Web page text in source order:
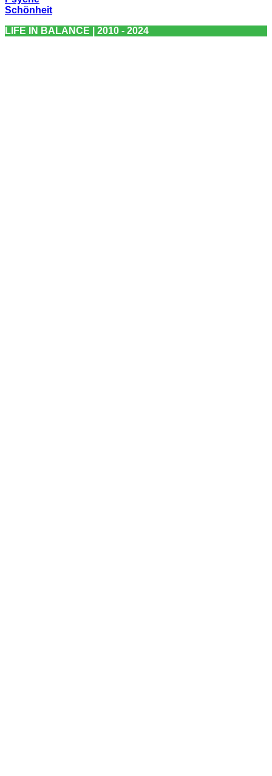
Schönheit
LIFE IN BALANCE | 2010 - 2024